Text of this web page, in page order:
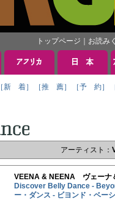
トップページ お読み
［新 着］ ［推 薦］ ［予 約］
アーティスト：
VEENA & NEENA ヴェーナ
Discover Belly Dance -
ー・ダンス - ビヨンド・ベー